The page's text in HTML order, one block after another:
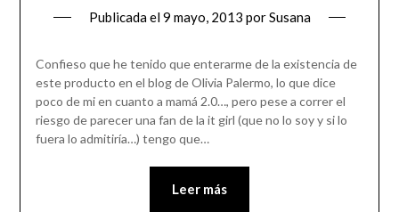
Publicada el9 mayo, 2013 porSusana
Confieso que he tenido que enterarme de la existencia de
este producto en el blog de Olivia Palermo, lo que dice
poco de mi en cuanto a mamá 2.0…, pero pese a correr el
riesgo de parecer una fan de la it girl (que no lo soy y si lo
fuera lo admitiría…) tengo que…
Leer más